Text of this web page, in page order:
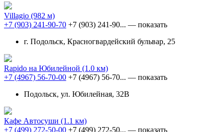
Villagio (982 м)
+7 (903) 241-90-70 +7 (903) 241-90... — показать
г. Подольск, Красногвардейский бульвар, 25
Rapido на Юбилейной (1.0 км)
+7 (4967) 56-70-00 +7 (4967) 56-70... — показать
Подольск, ул. Юбилейная, 32В
Кафе Автосуши (1.1 км)
+7 (499) 272-50-00 +7 (499) 272-50... — показать